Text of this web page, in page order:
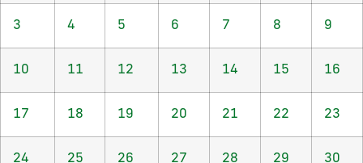
3 4 5 6 7 8 9
10 11 12 13 14 15 16
17 18 19 20 21 22 23
24 25 26 27 28 29 30